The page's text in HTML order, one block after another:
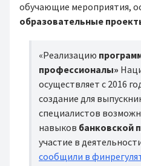
обучающие мероприятия,
образовательные
«Реализацию
профессионалы»
осуществляет с 2016
создание для
специалистов
навыков банковской
участие в
сообщили в